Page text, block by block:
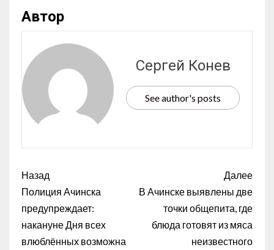
Автор
Сергей Конев
See author's posts
Назад
Полиция Ачинска
предупреждает:
накануне Дня всех
влюблённых возможна
Далее
В Ачинске выявлены две
точки общепита, где
блюда готовят из мяса
неизвестного